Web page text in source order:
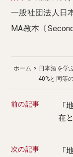
一般社団法人日
MA教本〔
ホーム 日本酒を学
40%と同等
前の記事
「
在
次の記事
「